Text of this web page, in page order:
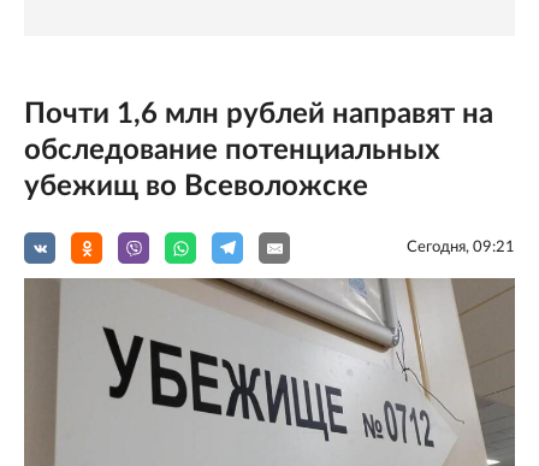
Почти 1,6 млн рублей направят на
обследование потенциальных
убежищ во Всеволожске
Сегодня, 09:21